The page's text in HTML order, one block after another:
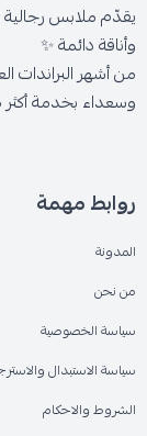
يقدّم ملابس
وأناقة دائمة ✨
من أشهر البراندات
وسعداء بخدمة أكثر من 300,000 عميل حول
روابط مهمة
المدونة
من نحن
سياسة الخصوصية
سياسة الاستبدال
الشروط والاحكام